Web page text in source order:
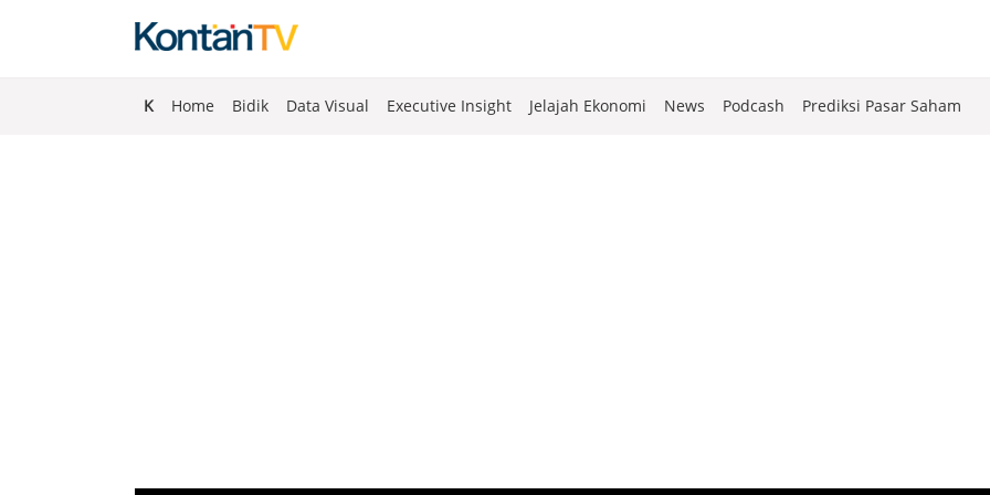
K Home Bidik Data Visual Executive Insight Jelajah Ekonomi News Podcash Prediksi Pasar Saham